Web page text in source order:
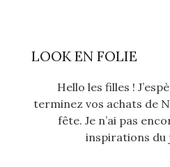
LOOK EN FOLIE
Hello les filles !
terminez vos achats de
fête. Je n’ai pas
inspirations du